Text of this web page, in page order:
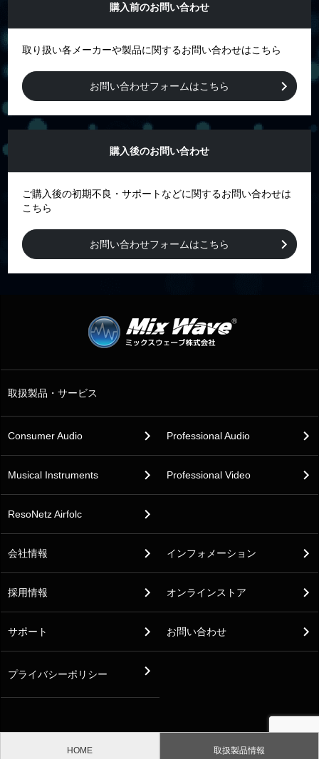
購入前のお問い合わせ
取り扱い各メーカーや製品に関するお問い合わせはこちら
お問い合わせフォームはこちら
購入後のお問い合わせ
ご購入後の初期不良・サポートなどに関するお問い合わせは
こちら
お問い合わせフォームはこちら
取扱製品・サービス
Consumer Audio Professional Audio
Musical Instruments Professional Video
ResoNetz Airfolc
会社情報 インフォメーション
採用情報 オンラインストア
サポート お問い合わせ
プライバシーポリシー
HOME 取扱製品情報